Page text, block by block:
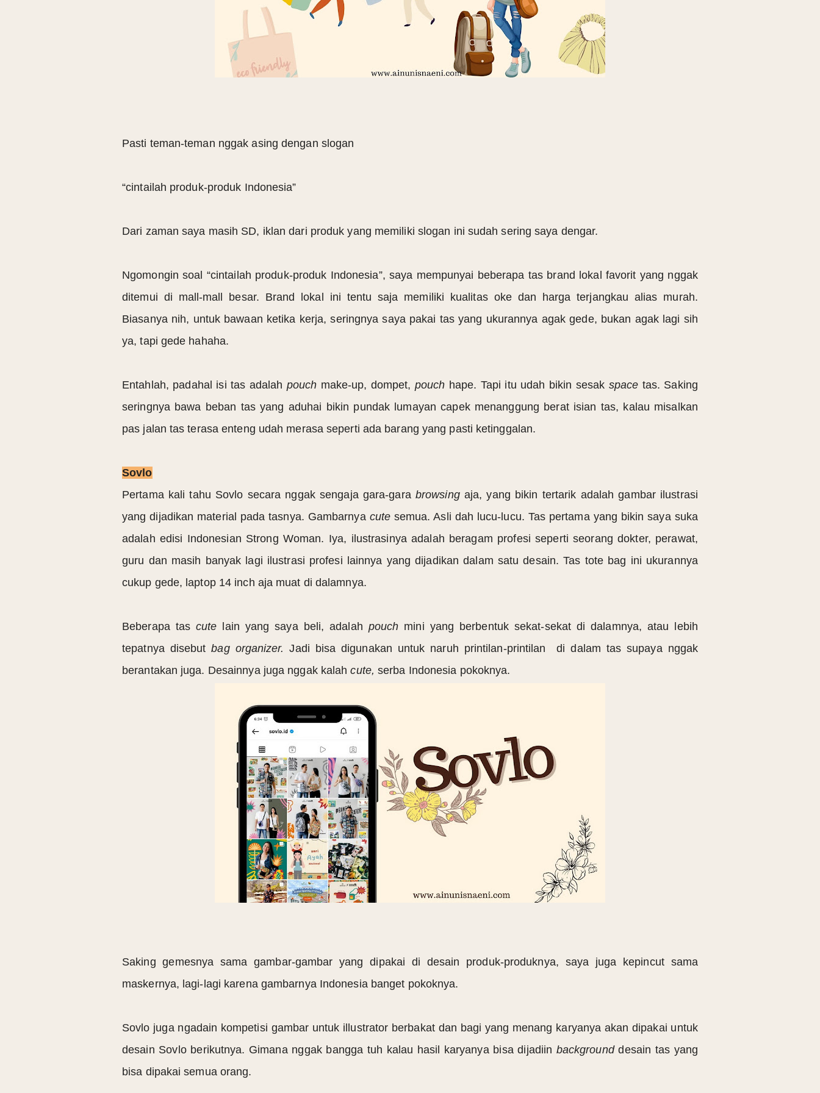
Pasti teman-teman nggak asing dengan slogan
“cintailah produk-produk Indonesia”
Dari zaman saya masih SD, iklan dari produk yang memiliki slogan ini sudah sering saya dengar.
Ngomongin soal “cintailah produk-produk Indonesia”, saya mempunyai beberapa tas brand lokal favorit yang nggak
ditemui di mall-mall besar. Brand lokal ini tentu saja memiliki kualitas oke dan harga terjangkau alias murah.
Biasanya nih, untuk bawaan ketika kerja, seringnya saya pakai tas yang ukurannya agak gede, bukan agak lagi sih
ya, tapi gede hahaha.
Entahlah, padahal isi tas adalah pouch make-up, dompet, pouch hape. Tapi itu udah bikin sesak space tas. Saking
seringnya bawa beban tas yang aduhai bikin pundak lumayan capek menanggung berat isian tas, kalau misalkan
pas jalan tas terasa enteng udah merasa seperti ada barang yang pasti ketinggalan.
Sovlo
Pertama kali tahu Sovlo secara nggak sengaja gara-gara browsing aja, yang bikin tertarik adalah gambar ilustrasi
yang dijadikan material pada tasnya. Gambarnya cutesemua. Asli dah lucu-lucu. Tas pertama yang bikin saya suka
adalah edisi Indonesian Strong Woman. Iya, ilustrasinya adalah beragam profesi seperti seorang dokter, perawat,
guru dan masih banyak lagi ilustrasi profesi lainnya yang dijadikan dalam satu desain. Tas tote bag ini ukurannya
cukup gede, laptop 14 inch aja muat di dalamnya.
Beberapa tascute lain yang saya beli, adalah pouch mini yang berbentuk sekat-sekat di dalamnya, atau lebih
tepatnya disebutbag organizer. Jadi bisa digunakan untuk naruh printilan-printilan di dalam tas supaya nggak
berantakan juga. Desainnya juga nggak kalahcute,serba Indonesia pokoknya.
Saking gemesnya sama gambar-gambar yang dipakai di desain produk-produknya, saya juga kepincut sama
maskernya, lagi-lagi karena gambarnya Indonesia banget pokoknya.
Sovlo juga ngadain kompetisi gambar untuk illustrator berbakat dan bagi yang menang karyanya akan dipakai untuk
desain Sovlo berikutnya. Gimana nggak bangga tuh kalau hasil karyanya bisa dijadiin backgrounddesain tas yang
bisa dipakai semua orang.